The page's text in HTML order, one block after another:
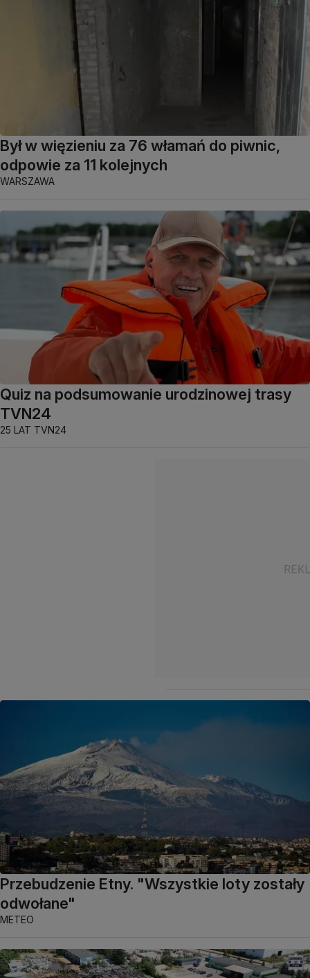
Był w więzieniu za 76 włamań do piwnic,
odpowie za 11 kolejnych
WARSZAWA
Quiz na podsumowanie urodzinowej trasy
TVN24
25 LAT TVN24
Przebudzenie Etny. "Wszystkie loty zostały
odwołane"
METEO